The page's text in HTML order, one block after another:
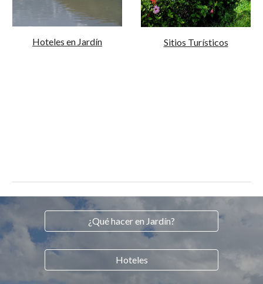
Hoteles en Jardín Sitios Turísticos
¿Qué hacer en Jardín?
Hoteles